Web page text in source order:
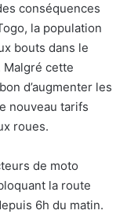
conséquences
la population
bouts dans le
Malgré cette
d’augmenter les
nouveau tarifs
roues.
de moto
la route
6h du matin.